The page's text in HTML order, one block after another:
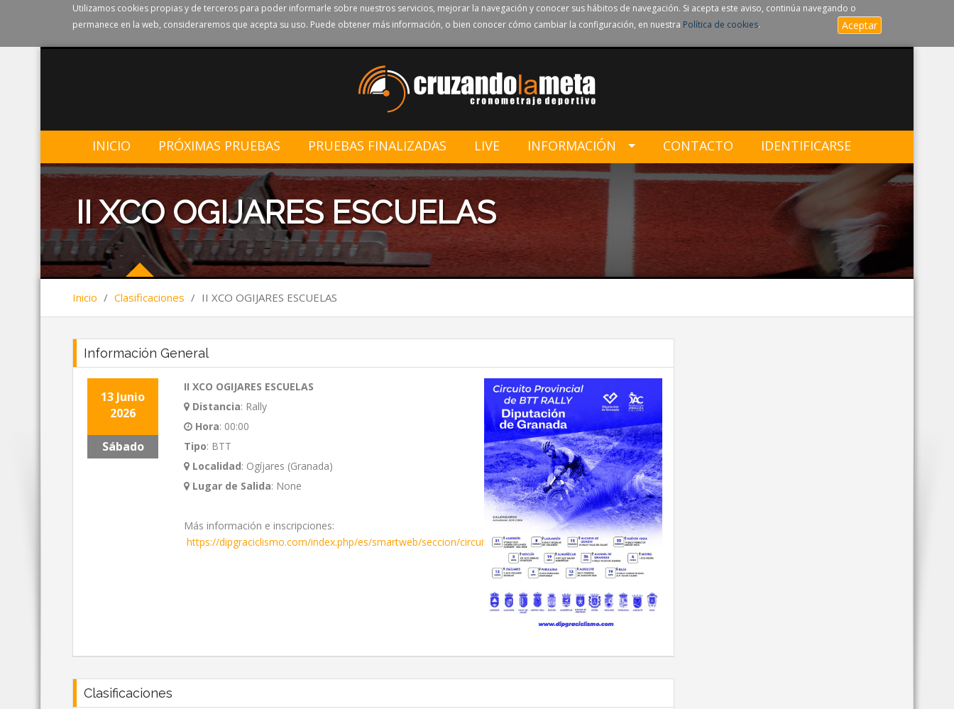
Utilizamos cookies propias y de terceros para poder informarle sobre nuestros servicios, mejorar la navegación y conocer sus hábitos de navegación. Si acepta este aviso, continúa navegando o
permanece en la web, consideraremos que acepta su uso. Puede obtener más información, o bien conocer cómo cambiar la configuración, en nuestra Política de cookies. Aceptar
INICIO PRÓXIMAS PRUEBAS PRUEBAS FINALIZADAS LIVE INFORMACIÓN CONTACTO IDENTIFICARSE
II XCO OGIJARES ESCUELAS
Inicio / Clasificaciones / II XCO OGIJARES ESCUELAS
Información General
13 Junio
2026
Sábado
II XCO OGIJARES ESCUELAS
Distancia: Rally
Hora: 00:00
Tipo: BTT
Localidad: Ogíjares (Granada)
Lugar de Salida: None
Más información e inscripciones:
https://dipgraciclismo.com/index.php/es/smartweb/seccion/circuito/granada/26CPDIPGRAXC
Clasificaciones